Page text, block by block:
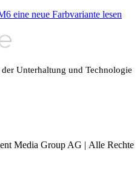
eine neue Farbvariante lesen
Unterhaltung und Technologie
Media Group AG | Alle Rechte